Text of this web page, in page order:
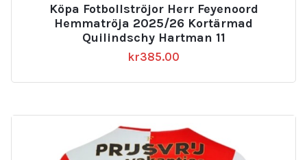
Köpa Fotbollströjor Herr Feyenoord
Hemmatröja 2025/26 Kortärmad
Quilindschy Hartman 11
kr385.00